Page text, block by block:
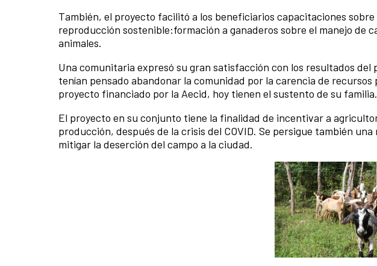
También, el proyecto facilitó a los beneficiarios capacitaciones
reproducción sostenible:formación a ganaderos sobre el manejo de
animales.
Una comunitaria expresó su gran satisfacción con los resultados
tenían pensado abandonar la comunidad por la carencia de
proyecto financiado por la Aecid, hoy tienen el sustento de su familia.
El proyecto en su conjunto tiene la finalidad de incentivar a
producción, después de la crisis del COVID. Se persigue también
mitigar la deserción del campo a la ciudad.